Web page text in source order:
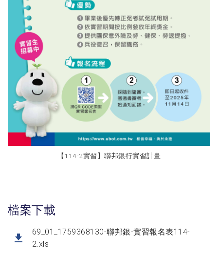
【114-2實習】聯邦銀行實習計畫
檔案下載
69_01_1759368130-聯邦銀-實習報名表114-
2.xls